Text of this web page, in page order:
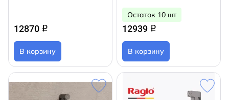
12870 q
В корзину
Остаток 10 шт
12939 q
В корзину